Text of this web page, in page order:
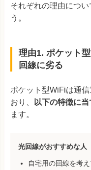
それぞれの理由につ
う。
理由1. ポケット
回線に劣る
ポケット型WiFiは通
おり、
以下の特徴に
ます。
光回線がおすすめな人
自宅用の回線を考